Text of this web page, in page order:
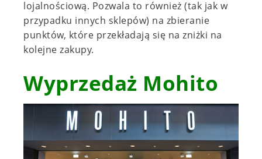
lojalnościową. Pozwala to również (tak jak w
przypadku innych sklepów) na zbieranie
punktów, które przekładają się na zniżki na
kolejne zakupy.
Wyprzedaż Mohito